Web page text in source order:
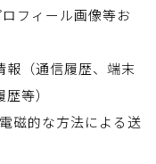
フィール画像等お
（通信履歴、端末
等）
磁的な方法による送